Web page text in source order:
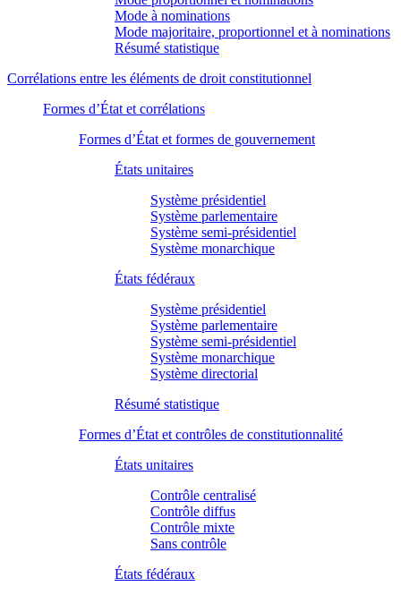
Mode à nominations
Mode majoritaire, proportionnel et à nominations
Résumé statistique
Corrélations entre les éléments de droit constitutionnel
Formes d’État et corrélations
Formes d’État et formes de gouvernement
États unitaires
Système présidentiel
Système parlementaire
Système semi-présidentiel
Système monarchique
États fédéraux
Système présidentiel
Système parlementaire
Système semi-présidentiel
Système monarchique
Système directorial
Résumé statistique
Formes d’État et contrôles de constitutionnalité
États unitaires
Contrôle centralisé
Contrôle diffus
Contrôle mixte
Sans contrôle
États fédéraux